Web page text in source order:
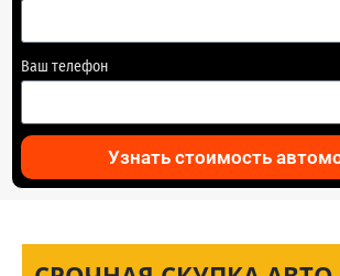
Ваш телефон
Узнать стоимость